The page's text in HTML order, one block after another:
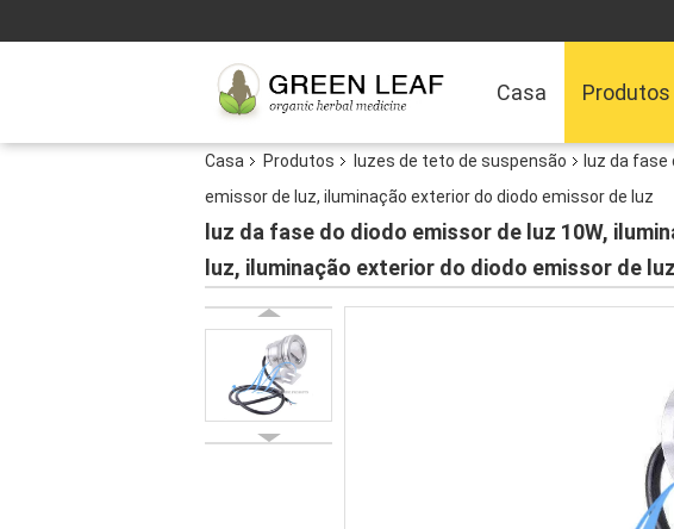
Casa Produtos
Casa Produtos luzes de teto de suspensão
luz da fase
emissor de luz, iluminação exterior do diodo emissor de luz
luz da fase do diodo emissor de luz 10W,
luz, iluminação exterior do diodo emissor de luz